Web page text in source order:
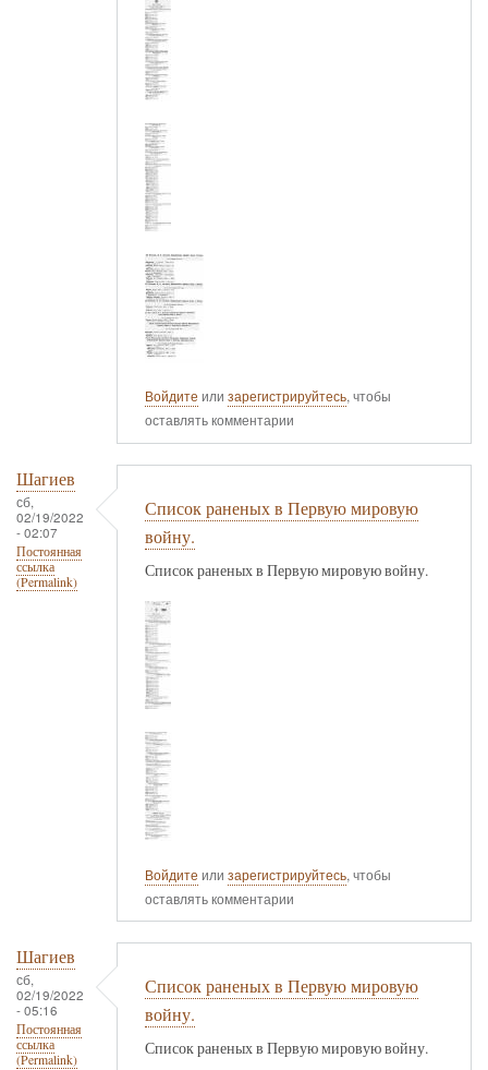
Войдите или зарегистрируйтесь, чтобы
оставлять комментарии
Шагиев
сб,
02/19/2022
- 02:07
Постоянная
ссылка
(Permalink)
Список раненых в Первую мировую
войну.
Список раненых в Первую мировую войну.
Войдите или зарегистрируйтесь, чтобы
оставлять комментарии
Шагиев
сб,
02/19/2022
- 05:16
Постоянная
ссылка
(Permalink)
Список раненых в Первую мировую
войну.
Список раненых в Первую мировую войну.